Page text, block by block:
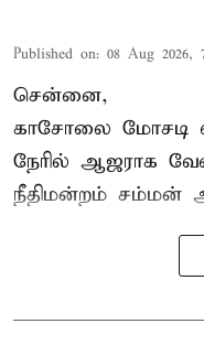
Published on: 08 Aug 2026,
சென்னை,
காசோலை மோசடி
நேரில் ஆஜராக
நீதிமன்றம் சம்மன்